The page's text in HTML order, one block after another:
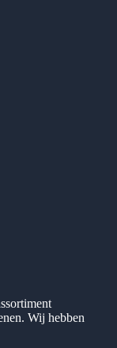
Wij hebben